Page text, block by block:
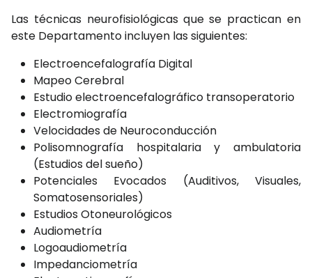
Las técnicas neurofisiológicas que se practican en
este Departamento incluyen las siguientes:
Electroencefalografía Digital
Mapeo Cerebral
Estudio electroencefalográfico transoperatorio
Electromiografía
Velocidades de Neuroconducción
Polisomnografía hospitalaria y ambulatoria
(Estudios del sueño)
Potenciales Evocados (Auditivos, Visuales,
Somatosensoriales)
Estudios Otoneurológicos
Audiometría
Logoaudiometría
Impedanciometría